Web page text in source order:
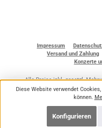
Impressum
Versand und Zahlung
Konzerte
Alle Preise inkl. gesetzl.
© 2026 BF - Dienstleistungen - Alle
Diese Website verwendet
können.
Konfigurieren